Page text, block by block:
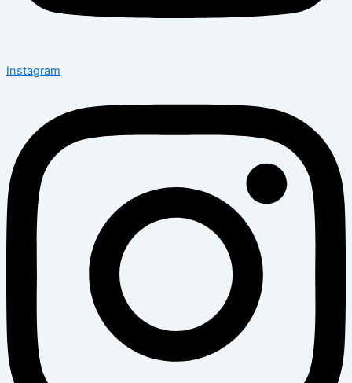
Instagram